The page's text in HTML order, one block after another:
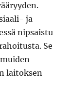
ja
nipsaistu
Se
laitoksen